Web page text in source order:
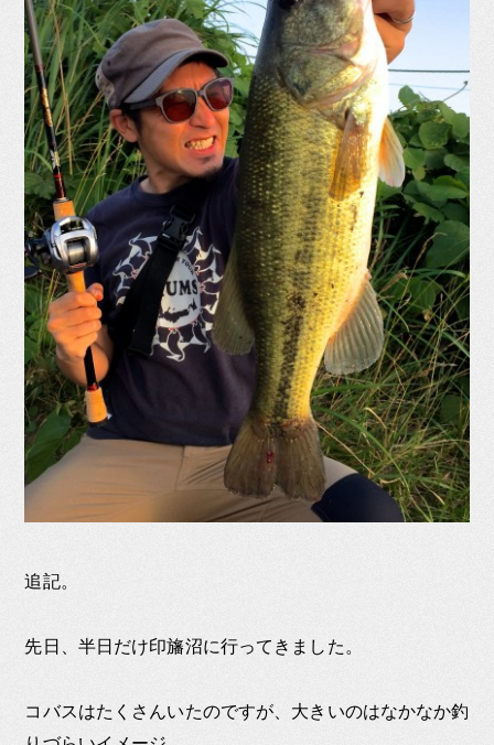
追記。
先日、半日だけ印旛沼に行ってきました。
コバスはたくさんいたのですが、大きいのはなかなか釣